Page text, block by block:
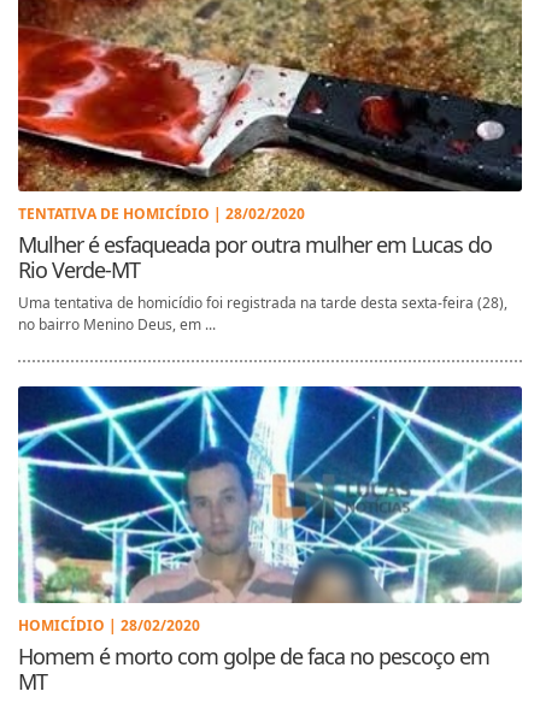
TENTATIVA DE HOMICÍDIO | 28/02/2020
Mulher é esfaqueada por outra mulher em Lucas do
Rio Verde-MT
Uma tentativa de homicídio foi registrada na tarde desta sexta-feira (28),
no bairro Menino Deus, em ...
HOMICÍDIO | 28/02/2020
Homem é morto com golpe de faca no pescoço em
MT